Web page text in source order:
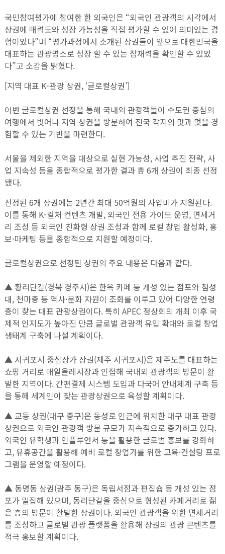
국민참여평가에 참여한 한 외국인은 “외국인 관광객의 시각에서
상권에 매력도와 성장 가능성을 직접 평가할 수 있어 의미있는 경
험이었다”며 “평가과정에서 소개된 상권들이 앞으로 대한민국을
대표하는 관광명소로 성장 할 수 있는 잠재력을 확인할 수 있었
다”고 소감을 밝혔다.
[지역 대표 K-관광 상권, ‘글로컬상권’]
이번 글로컬상권 선정을 통해 국내외 관광객들이 수도권 중심의
여행에서 벗어나 지역 상권을 방문하여 전국 각지의 맛과 멋을 경
험할 수 있는 기반을 마련한다.
서울을 제외한 지역을 대상으로 실현 가능성, 사업 추진 전략, 사
업 지속성 등을 종합적으로 평가한 결과 총 6개 상권이 최종 선정
됐다.
선정된 6개 상권에는 2년간 최대 50억원의 사업비가 지원된다.
이를 통해 K-컬처 컨텐츠 개발, 외국인 전용 가이드 운영, 면세거
리 조성 등 외국인 친화형 상권 조성과 함께 로컬 창업 활성화, 홍
보·마케팅 등을 종합적으로 지원할 예정이다.
글로컬상권으로 선정된 상권의 주요 내용은 다음과 같다.
▲ 황리단길(경북 경주시)은 한옥 카페 등 개성 있는 점포와 첨성
대, 천마총 등 역사·문화 자원이 조화를 이루고 있어 다양한 연령
층이 찾는 대표 관광상권이다. 특히 APEC 정상회의 개최 이후 국
제적 인지도가 높아진 만큼 글로벌 관광객 유입 확대와 로컬 창업
생태계 구축에 나설 계획이다.
▲ 서귀포시 중심상가 상권(제주 서귀포시)은 제주도를 대표하는
쇼핑 거리로 매일올레시장과 인접해 국내외 관광객의 방문이 활
발한 지역이다. 간편결제 시스템 도입과 다국어 안내체계 구축 등
을 통해 세계인이 찾는 관광상권으로 육성할 계획이다.
▲ 교동 상권(대구 중구)은 동성로 인근에 위치한 대구 대표 관광
상권으로 외국인 관광객 방문 규모가 지속적으로 증가하고 있다.
외국인 유학생과 인플루언서 등을 활용한 글로벌 홍보를 강화하
고, 유휴공간을 활용해 예비 로컬 창업가를 위한 교육·컨설팅 프로
그램을 운영할 예정이다.
▲ 동명동 상권(광주 동구)은 독립서점과 편집숍 등 개성 있는 점
포가 밀집해 있으며, 동리단길을 중심으로 형성된 카페거리로 젊
은 층의 방문이 활발한 상권이다. 외국인 관광객을 위한 면세거리
를 조성하고 글로벌 관광 플랫폼을 활용해 상권의 관광 콘텐츠를
적극 홍보할 계획이다.